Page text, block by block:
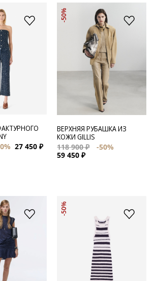
27 450 ₽
-50%
ВЕРХНЯЯ РУБАШКА ИЗ
КОЖИ GILLIS
118 900 ₽
-50%
59 450 ₽
-50%